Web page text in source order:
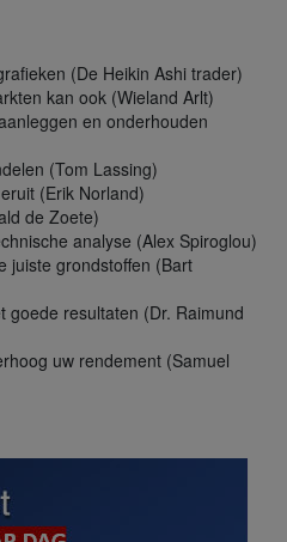
(De Heikin Ashi trader)
kan ook (Wieland Arlt)
en onderhouden
(Tom Lassing)
(Erik Norland)
de Zoete)
analyse (Alex Spiroglou)
juiste grondstoffen (Bart
goede resultaten (Dr. Raimund
uw rendement (Samuel